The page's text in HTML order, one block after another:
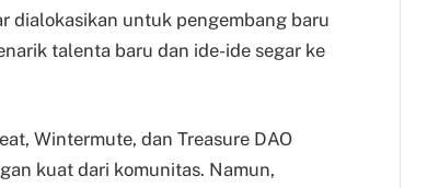
dialokasikan untuk pengembang baru
talenta baru dan ide-ide segar ke
Wintermute, dan Treasure DAO
kuat dari komunitas. Namun,